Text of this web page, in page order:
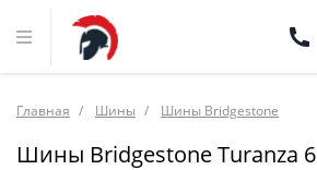
Главная Шины Шины Bridgestone
Шины Bridgestone Turanza 6